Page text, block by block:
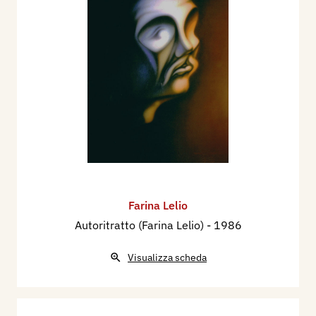
contrapposizione tra luce e tenebre, tra
spiritualità e violenza,Luci e ombre
presenta una composizione dal potente
dinamismo. A determinarne la struttura è la
figura che si evidenzia sulla sinistra, emergente
da uno sfondo scuro grazie a un intenso fascio di
munito di elmetto e un’arma da fuoco. Le due
(fig. 13), del 1977, il tema
dell’armonia tra gli uomini trova una sintesi
Farina Lelio
Autoritratto (Farina Lelio) - 1986
Visualizza scheda